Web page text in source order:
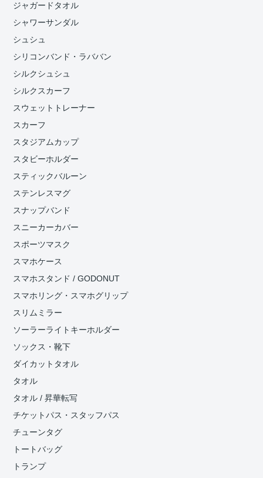
ジャガードタオル
シャワーサンダル
シュシュ
シリコンバンド・ラババン
シルクシュシュ
シルクスカーフ
スウェットトレーナー
スカーフ
スタジアムカップ
スタビーホルダー
スティックバルーン
ステンレスマグ
スナップバンド
スニーカーカバー
スポーツマスク
スマホケース
スマホスタンド / GODONUT
スマホリング・スマホグリップ
スリムミラー
ソーラーライトキーホルダー
ソックス・靴下
ダイカットタオル
タオル
タオル / 昇華転写
チケットパス・スタッフパス
チューンタグ
トートバッグ
トランプ